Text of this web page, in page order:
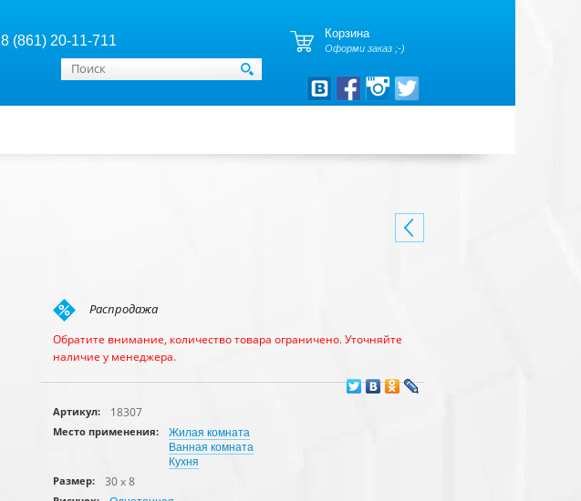
8 (861) 20-11-711 Корзина
Оформи заказ ;-)
Форма поиска
Поиск
Распродажа
Обратите внимание, количество товара ограничено. Уточняйте
наличие у менеджера.
Артикул: 18307
Место применения:
Жилая комната
Ванная комната
Кухня
Размер:
30 x 8